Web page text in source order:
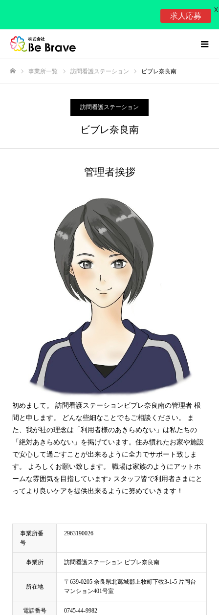
事業所一覧 訪問看護ステーション ビブレ奈良南
訪問看護ステーション
ビブレ奈良南
管理者挨拶
初めまして。 訪問看護ステーションビブレ奈良南の管理者 根
間と申します。 どんな些細なことでもご相談ください。 ま
た、我が社の理念は「利用者様のあきらめない」は私たちの
「絶対あきらめない」を掲げています。住み慣れたお家や施設
で安心して過ごすことが出来るように全力でサポート致しま
す。 よろしくお願い致します。 職場は家族のようにアットホ
ームな雰囲気を目指しています♪ スタッフ皆で利用者さまにと
ってより良いケアを提供出来るように努めていきます！
事業所番
号
2963190026
事業所 訪問看護ステーション ビブレ奈良南
所在地
〒639-0205 奈良県北葛城郡上牧町下牧3-1-5 片岡台
マンション401号室
電話番号 0745-44-9982
求人応募
X